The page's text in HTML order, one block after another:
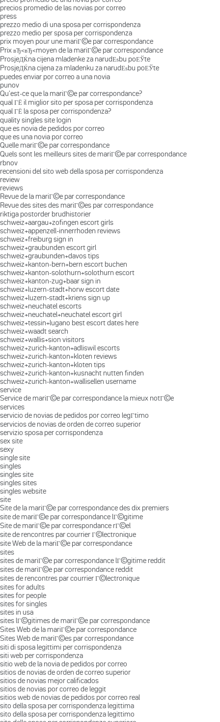
precios promedio de las novias por correo
press
prezzo medio di una sposa per corrispondenza
prezzo medio per sposa per corrispondenza
prix moyen pour une mariГ©e par correspondance
Prix вЂ‹вЂ‹moyen de la mariГ©e par correspondance
ProsjeДЌna cijena mladenke za narudЕѕbu poЕЎte
ProsjeДЌna cijena za mladenku za narudЕѕbu poЕЎte
puedes enviar por correo a una novia
punov
Qu'est-ce que la mariГ©e par correspondance?
qual ГЁ il miglior sito per sposa per corrispondenza
qual ГЁ la sposa per corrispondenza?
quality singles site login
que es novia de pedidos por correo
que es una novia por correo
Quelle mariГ©e par correspondance
Quels sont les meilleurs sites de mariГ©e par correspondance
rbnov
recensioni del sito web della sposa per corrispondenza
review
reviews
Revue de la mariГ©e par correspondance
Revue des sites des mariГ©es par correspondance
riktiga postorder brudhistorier
schweiz+aargau+zofingen escort girls
schweiz+appenzell-innerrhoden reviews
schweiz+freiburg sign in
schweiz+graubunden escort girl
schweiz+graubunden+davos tips
schweiz+kanton-bern+bern escort buchen
schweiz+kanton-solothurn+solothurn escort
schweiz+kanton-zug+baar sign in
schweiz+luzern-stadt+horw escort date
schweiz+luzern-stadt+kriens sign up
schweiz+neuchatel escorts
schweiz+neuchatel+neuchatel escort girl
schweiz+tessin+lugano best escort dates here
schweiz+waadt search
schweiz+wallis+sion visitors
schweiz+zurich-kanton+adliswil escorts
schweiz+zurich-kanton+kloten reviews
schweiz+zurich-kanton+kloten tips
schweiz+zurich-kanton+kusnacht nutten finden
schweiz+zurich-kanton+wallisellen username
service
Service de mariГ©e par correspondance la mieux notГ©e
services
servicio de novias de pedidos por correo legГ­timo
servicios de novias de orden de correo superior
servizio sposa per corrispondenza
sex site
sexy
single site
singles
singles site
singles sites
singles website
site
Site de la mariГ©e par correspondance des dix premiers
site de mariГ©e par correspondance lГ©gitime
Site de mariГ©e par correspondance rГ©el
site de rencontres par courrier Г©lectronique
site Web de la mariГ©e par correspondance
sites
sites de mariГ©e par correspondance lГ©gitime reddit
sites de mariГ©e par correspondance reddit
sites de rencontres par courrier Г©lectronique
sites for adults
sites for people
sites for singles
sites in usa
sites lГ©gitimes de mariГ©e par correspondance
Sites Web de la mariГ©e par correspondance
Sites Web de mariГ©es par correspondance
siti di sposa legittimi per corrispondenza
siti web per corrispondenza
sitio web de la novia de pedidos por correo
sitios de novias de orden de correo superior
sitios de novias mejor calificados
sitios de novias por correo de leggit
sitios web de novias de pedidos por correo real
sito della sposa per corrispondenza legittima
sito della sposa per corrispondenza legittimo